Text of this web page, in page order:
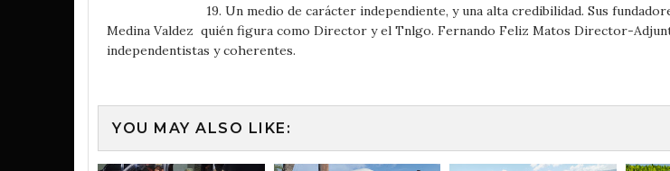
19. Un medio de carácter independiente, y una alta credibilidad. Sus
Medina Valdez quién figura como Director y el Tnlgo. Fernando Feliz Matos Director-
independentistas y coherentes.
YOU MAY ALSO LIKE: